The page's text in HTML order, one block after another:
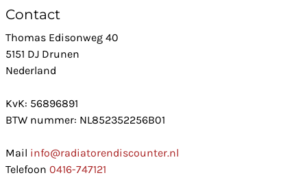
Contact
Thomas Edisonweg 40
5151 DJ Drunen
Nederland
KvK: 56896891
BTW nummer: NL852352256B01
Mail info@radiatorendiscounter.nl
Telefoon 0416-747121